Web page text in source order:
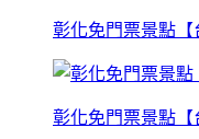
彰化免門票景點
彰化免門票景點